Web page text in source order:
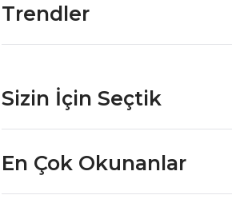
Trendler
Sizin İçin Seçtik
En Çok Okunanlar